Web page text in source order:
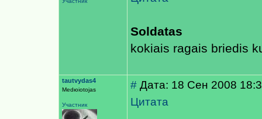
Soldatas
kokiais ragais briedis
tautvydas4
Medюiotojas
Участник
# Дата: 18 Сен 2008
Цитата